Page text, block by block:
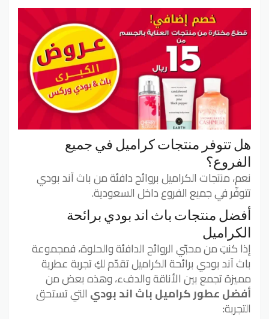
هل تتوفر منتجات كراميل في جميع
الفروع؟
نعم، منتجات الكراميل بروائح دافئة من باث آند بودي
تتوفّر في جميع الفروع داخل السعودية.
أفضل منتجات باث اند بودي برائحة
الكراميل
إذا كنتِ من محبّي الروائح الدافئة والحلوة، فمجموعة
باث آند بودي برائحة الكراميل تقدّم لكِ تجربة عطرية
مميزة تجمع بين الأناقة والدفء، وهذه بعض من
أفضل عطور كراميل باث اند بودي التي تستحق
التجربة: